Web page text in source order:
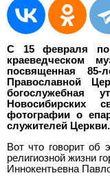
С 15 февраля по
краеведческом
посвященная 85-
Православной
богослужебная
Новосибирских
фотографии о
служителей Церкви.
Вот что говорит об
религиозной жизни
Иннокентьевна